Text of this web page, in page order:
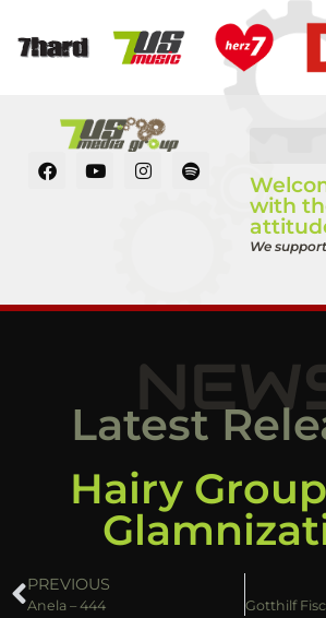
with
We
Latest
Hairy
PREVIOUS
Anela – 444